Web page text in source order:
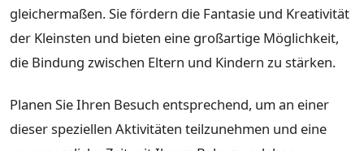
gleichermaßen. Sie fördern die Fantasie und Kreativität
der Kleinsten und bieten eine großartige Möglichkeit,
die Bindung zwischen Eltern und Kindern zu stärken.
Planen Sie Ihren Besuch entsprechend, um an einer
dieser speziellen Aktivitäten teilzunehmen und eine